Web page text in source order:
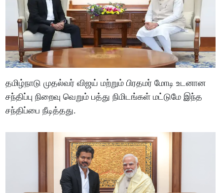
தமிழ்நாடு முதல்வர் விஜய் மற்றும் பிரதமர் மோடி உடனான
சந்திப்பு நிறைவு வெறும் பத்து நிமிடங்கள் மட்டுமே இந்த
சந்திப்பை நீடித்தது.